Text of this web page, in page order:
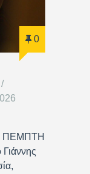
0
ΠΕΜΠΤΗ
Γιάννης